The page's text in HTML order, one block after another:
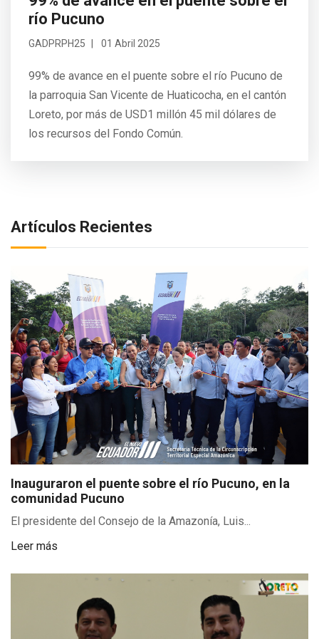
río Pucuno
GADPRPH25 01 Abril 2025
99% de avance en el puente sobre el río Pucuno de
la parroquia San Vicente de Huaticocha, en el cantón
Loreto, por más de USD1 millón 45 mil dólares de
los recursos del Fondo Común.
Artículos Recientes
Inauguraron el puente sobre el río Pucuno, en la
comunidad Pucuno
El presidente del Consejo de la Amazonía, Luis...
Leer más